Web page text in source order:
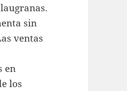
sin
ventas
en
los